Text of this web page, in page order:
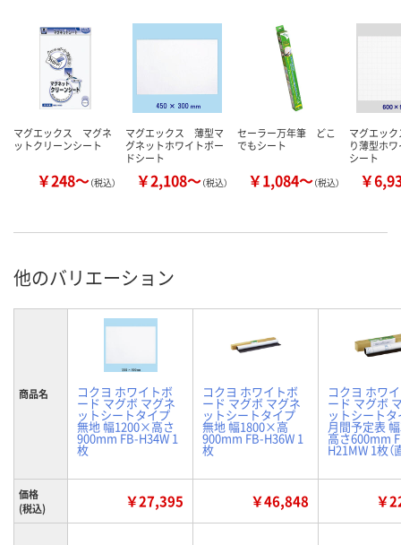
マグエックス マグネ
ットクリーンシート
￥248～（税込）
マグエックス 薄型マ
グネットホワイトボー
ドシート
￥2,108～（税込）
セーラー万年筆 どこ
でもシート
￥1,084～（税込）
マグエッ
り薄型ホ
シート
￥
他のバリエーション
商品名 コクヨ ホワイトボ
ード マグボ マグネ
ットシートタイプ
無地 幅1200×高さ
900mm FB-H34W 1
枚
コクヨ ホワイトボ
ード マグボ マグネ
ットシートタイプ
無地 幅1800×高
900mm FB-H36W 1
枚
コクヨ ホワ
ード マグボ
ットシートタ
月間予定表
高さ600mm
H21MW 1枚（
価格
(税込)
￥27,395 ￥46,848 ￥